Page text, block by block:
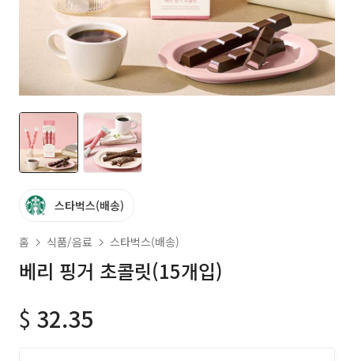
스타벅스(배송)
홈 식품/음료 스타벅스(배송)
베리 핑거 초콜릿(15개입)
$ 32.35